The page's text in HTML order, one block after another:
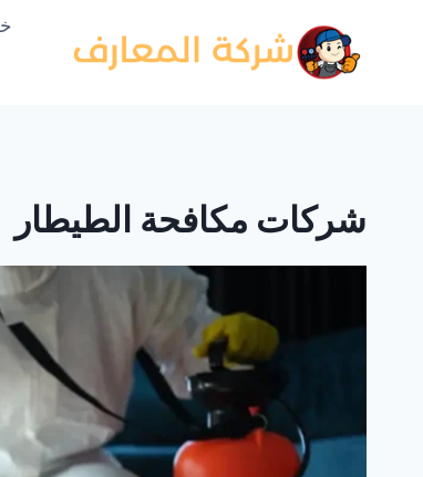
شركات مكافحة الطيطار